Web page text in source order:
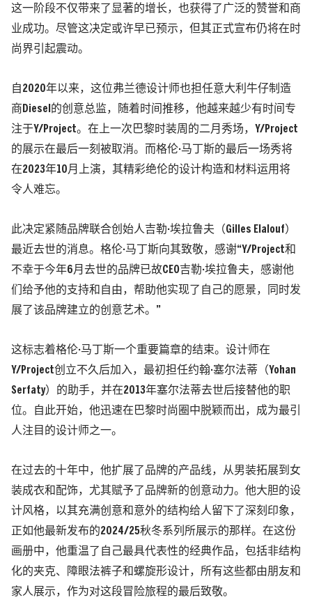
这一阶段不仅带来了显著的增长，也获得了广泛的赞誉和商
业成功。尽管这决定或许早已预示，但其正式宣布仍将在时
尚界引起震动。
自2020年以来，这位弗兰德设计师也担任意大利牛仔制造
商Diesel的创意总监，随着时间推移，他越来越少有时间专
注于Y/Project。在上一次巴黎时装周的二月秀场，Y/Project
的展示在最后一刻被取消。而格伦·马丁斯的最后一场秀将
在2023年10月上演，其精彩绝伦的设计构造和材料运用将
令人难忘。
此决定紧随品牌联合创始人吉勒·埃拉鲁夫（Gilles Elalouf）
最近去世的消息。格伦·马丁斯向其致敬，感谢“Y/Project和
不幸于今年6月去世的品牌已故CEO吉勒·埃拉鲁夫，感谢他
们给予他的支持和自由，帮助他实现了自己的愿景，同时发
展了该品牌建立的创意艺术。”
这标志着格伦·马丁斯一个重要篇章的结束。设计师在
Y/Project创立不久后加入，最初担任约翰·塞尔法蒂（Yohan
Serfaty）的助手，并在2013年塞尔法蒂去世后接替他的职
位。自此开始，他迅速在巴黎时尚圈中脱颖而出，成为最引
人注目的设计师之一。
在过去的十年中，他扩展了品牌的产品线，从男装拓展到女
装成衣和配饰，尤其赋予了品牌新的创意动力。他大胆的设
计风格，以其充满创意和意外的结构给人留下了深刻印象，
正如他最新发布的2024/25秋冬系列所展示的那样。在这份
画册中，他重温了自己最具代表性的经典作品，包括非结构
化的夹克、障眼法裤子和螺旋形设计，所有这些都由朋友和
家人展示，作为对这段冒险旅程的最后致敬。